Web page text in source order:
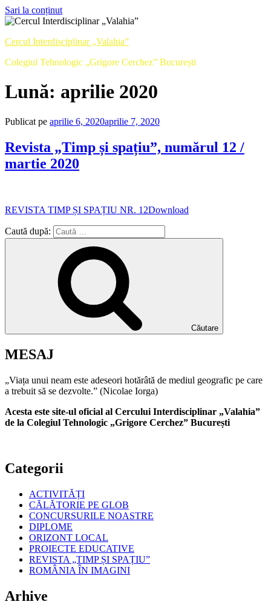
Sari la conținut
Cercul Interdisciplinar „Valahia”
Colegiul Tehnologic „Grigore Cerchez” București
Lună: aprilie 2020
Publicat pe aprilie 6, 2020aprilie 7, 2020
Revista „Timp și spațiu”, numărul 12 /
martie 2020
REVISTA TIMP ȘI SPAȚIU NR. 12Download
Caută după:
Căutare
MESAJ
„Viața unui neam este adeseori hotărâtă de mediul geografic pe care
a trebuit să se dezvolte.” (Nicolae Iorga)
Acesta este site-ul oficial al Cercului Interdisciplinar „Valahia”
de la Colegiul Tehnologic „Grigore Cerchez” București
Categorii
ACTIVITĂȚI
CĂLĂTORIE PE GLOB
CONCURSURILE NOASTRE
DIPLOME
ORIZONT LOCAL
PROIECTE EDUCATIVE
REVISTA „TIMP ȘI SPAȚIU”
ROMÂNIA ÎN IMAGINI
Arhive